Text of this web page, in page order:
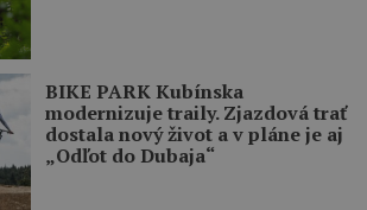
BIKE PARK Kubínska
modernizuje traily. Zjazdová trať
dostala nový život a v pláne je aj
„Odľot do Dubaja“